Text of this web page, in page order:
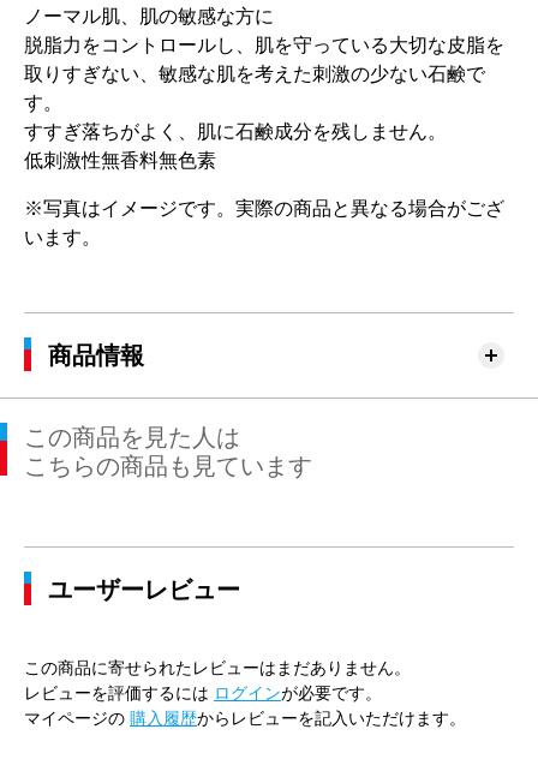
ノーマル肌、肌の敏感な方に
脱脂力をコントロールし、肌を守っている大切な皮脂を
取りすぎない、敏感な肌を考えた刺激の少ない石鹸で
す。
すすぎ落ちがよく、肌に石鹸成分を残しません。
低刺激性無香料無色素
※写真はイメージです。実際の商品と異なる場合がござ
います。
商品情報
この商品を見た人は
こちらの商品も見ています
ユーザーレビュー
この商品に寄せられたレビューはまだありません。
レビューを評価するには ログインが必要です。
マイページの 購入履歴からレビューを記入いただけます。